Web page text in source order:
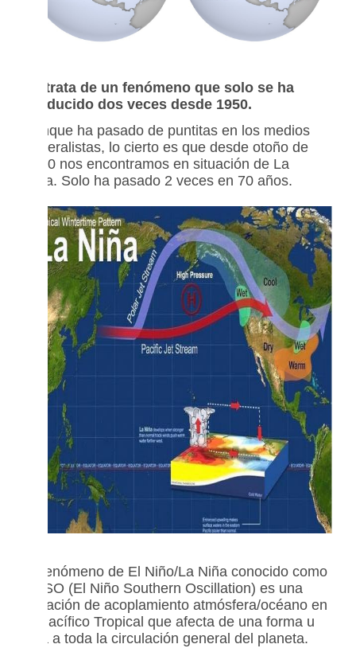
Se trata de un fenómeno que solo se ha
producido dos veces desde 1950.
Aunque ha pasado de puntitas en los medios
generalistas, lo cierto es que desde otoño de
2020 nos encontramos en situación de La
Niña. Solo ha pasado 2 veces en 70 años.
El fenómeno de El Niño/La Niña conocido como
ENSO (El Niño Southern Oscillation) es una
situación de acoplamiento atmósfera/océano en
el Pacífico Tropical que afecta de una forma u
otra a toda la circulación general del planeta.